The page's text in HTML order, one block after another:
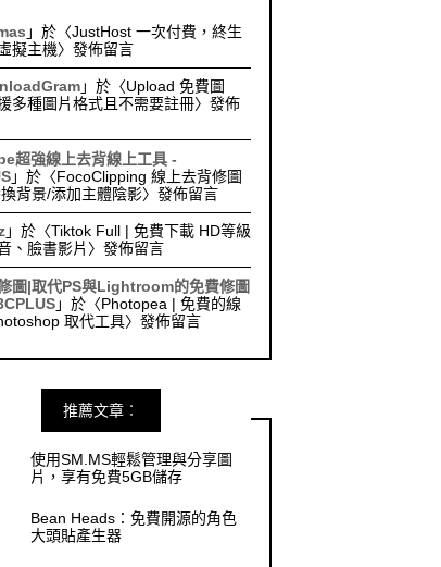
」於〈JustHost 一次付費，終生
擬主機〉發佈留言
」於〈Upload 免費圖
多種圖片格式且不需要註冊〉發佈
超強線上去背線上工具 -
」於〈FocoClipping 線上去背修圖
背景/添加主體陰影〉發佈留言
」於〈Tiktok Full | 免費下載 HD等級
、臉書影片 〉發佈留言
圖|取代PS與Lightroom的免費修圖
」於〈Photopea | 免費的線
取代工具〉發佈留言
推薦文章︰
使用SM.MS輕鬆管理與分享圖
片，享有免費5GB儲存
Bean Heads：免費開源的角色
大頭貼產生器